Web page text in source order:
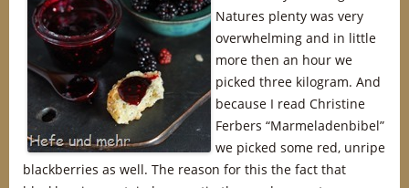
Natures plenty was very
overwhelming and in little
more then an hour we
picked three kilogram. And
because I read Christine
Ferbers “Marmeladenbibel”
we picked some red, unripe
blackberries as well. The reason for this the fact that